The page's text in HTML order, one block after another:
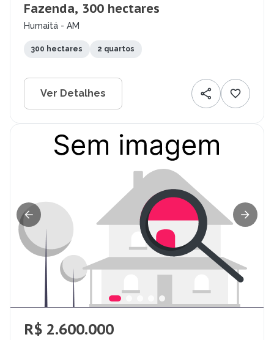
Fazenda, 300 hectares
Humaitá - AM
300 hectares 2 quartos
Ver Detalhes
R$ 2.600.000